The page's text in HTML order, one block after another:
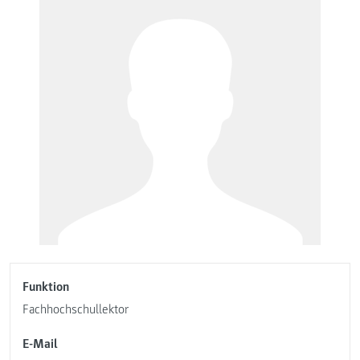
Funktion
Fachhochschullektor
E-Mail